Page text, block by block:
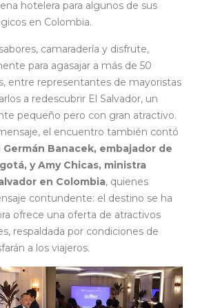
hotelera para algunos de sus
en Colombia.
camaradería y disfrute,
para agasajar a más de 50
entre representantes de mayoristas
a redescubrir El Salvador, un
pequeño pero con gran atractivo.
el encuentro también contó
Germán Banacek, embajador de
y Amy Chicas, ministra
en Colombia, quienes
contundente: el destino se ha
ofrece una oferta de atractivos
respaldada por condiciones de
a los viajeros.